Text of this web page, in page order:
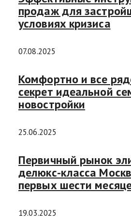
продаж для
условиях кризиса
07.08.2025
Комфортно и все
секрет идеальной
новостройки
25.06.2025
Первичный рынок
делюкс-класса
первых шести
19.03.2025